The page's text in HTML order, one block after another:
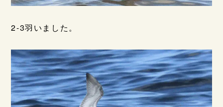
2-3羽いました。